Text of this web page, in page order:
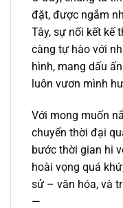
đặt, được ngắm
Tây, sự nối kết kế
càng tự hào với
hình, mang dấu
luôn vươn mình
Với mong muốn
chuyển thời đại
bước thời gian hi
hoài vọng quá
sử – văn hóa, và
—